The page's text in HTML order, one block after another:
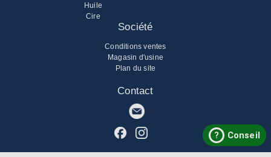
Huile
Cire
Société
Conditions ventes
Magasin d'usine
Plan du site
Contact
? Conseil